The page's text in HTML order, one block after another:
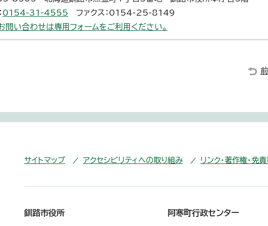
0154-31-4555 ファクス：0154-25-8149
問い合わせは専用フォームをご利用ください。
サイトマップ アクセシビリティへの取り組み リンク・著作権・免
釧路市役所 阿寒町行政センター